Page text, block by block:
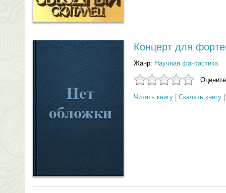
Концерт для
Жанр: Научная фантастика
Читать книгу Скачать книгу